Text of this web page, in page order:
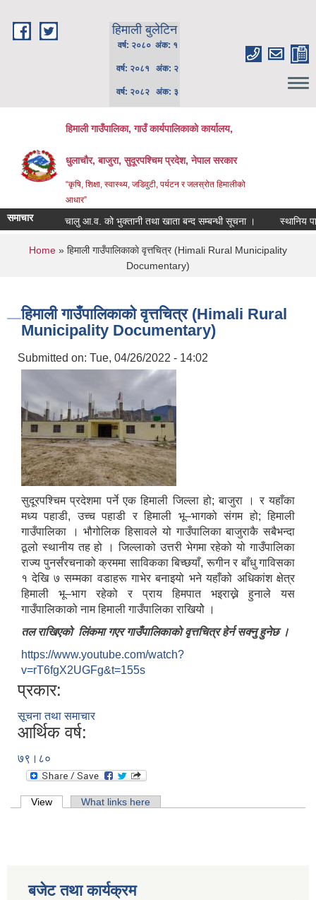
हिमाली बुलेटिन
वर्ष: २०८० अंक: १
वर्ष: २०८१ अंक: २
वर्ष: २०८२ अंक: ३
हिमाली गाउँपालिका, गाउँ कार्यपालिकाकाे कार्यालय,
धुलाचौर, बाजुरा, सुदूरपश्चिम प्रदेश, नेपाल सरकार
“कृषि, शिक्षा, स्वास्थ्य, जडिवुटी, पर्यटन र जलस्रोत हिमालीको
आधार”
समाचार चालु आ.व. को भुक्तानी तथा खाता बन्द सम्बन्धी सूचना । स्थानिय
You are here
Home » हिमाली गाउँपालिकाकाे वृत्तचित्र (Himali Rural Municipality
Documentary)
हिमाली गाउँपालिकाकाे वृत्तचित्र (Himali Rural
Municipality Documentary)
Submitted on: Tue, 04/26/2022 - 14:02
सुदूरपश्चिम प्रदेशमा पर्ने एक हिमाली जिल्ला हो; बाजुरा । र यहाँका
मध्य पहाडी, उच्च पहाडी र हिमाली भू–भागको संगम हो; हिमाली
गाउँपालिका । भौगोलिक हिसावले यो गाउँपालिका बाजुराकै सबैभन्दा
ठूलो स्थानीय तह हो । जिल्लाको उत्तरी भेगमा रहेको यो गाउँपालिका
राज्य पुनर्संरचनाको क्रममा साविकका बिच्छयाँ, रूगीन र बाँधु गाविसका
१ देखि ७ सम्मका वडाहरू गाभेर बनाइयो भने यहाँको अधिकांश क्षेत्र
हिमाली भू–भाग रहेको र प्राय हिमपात भइराख्ने हुनाले यस
गाउँपालिकाको नाम हिमाली गाउँपालिका राखियोे ।
तल राखिएको लिंकमा गएर गाउँपालिकाकाे वृत्तचित्र हेर्न सक्नु हुनेछ ।
https://www.youtube.com/watch?
v=rT6fgX2UGFg&t=155s
प्रकार:
सूचना तथा समाचार
आर्थिक वर्ष:
७९।८०
Primary tabs
View (active tab)What links here
बजेट तथा कार्यक्रम